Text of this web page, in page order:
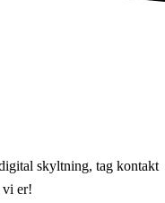
skyltning, tag kontakt
vi er!